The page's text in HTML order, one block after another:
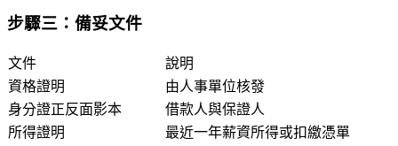
步驟三：備妥文件
文件
說明
資格證明
由人事單位核發
身分證正反面影本
借款人與保證人
所得證明
最近一年薪資所得或扣繳憑單